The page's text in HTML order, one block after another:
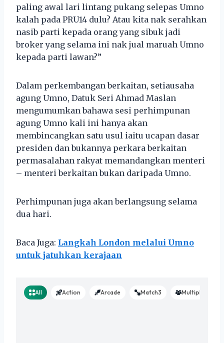
paling awal lari lintang pukang selepas Umno
kalah pada PRU14 dulu? Atau kita nak serahkan
nasib parti kepada orang yang sibuk jadi
broker yang selama ini nak jual maruah Umno
kepada parti lawan?”
Dalam perkembangan berkaitan, setiausaha
agung Umno, Datuk Seri Ahmad Maslan
mengumumkan bahawa sesi perhimpunan
agung Umno kali ini hanya akan
membincangkan satu usul iaitu ucapan dasar
presiden dan bukannya perkara berkaitan
permasalahan rakyat memandangkan menteri
– menteri berkaitan bukan daripada Umno.
Perhimpunan juga akan berlangsung selama
dua hari.
Baca Juga: Langkah London melalui Umno
untuk jatuhkan kerajaan